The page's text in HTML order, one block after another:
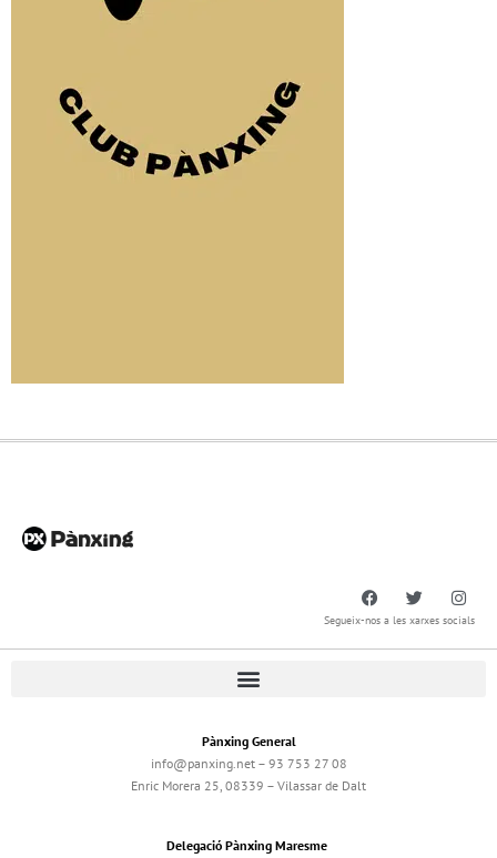
Segueix-nos a les xarxes socials
Pànxing General
info@panxing.net – 93 753 27 08
Enric Morera 25, 08339 – Vilassar de Dalt
Delegació Pànxing Maresme